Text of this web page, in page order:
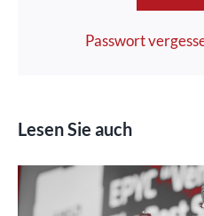
Passwort
Lesen Sie auch